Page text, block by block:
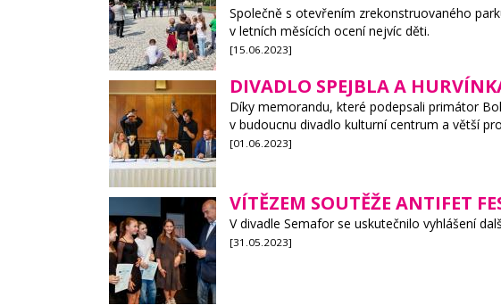
Společně s otevřením zrekonstruovaného
v letních měsících ocení nejvíc děti.
[15.06.2023]
DIVADLO SPEJBLA A
Díky memorandu, které podepsali primátor
v budoucnu divadlo kulturní centrum a větší
[01.06.2023]
VÍTĚZEM SOUTĚŽE ANTIFET
V divadle Semafor se uskutečnilo vyhlášení
[31.05.2023]